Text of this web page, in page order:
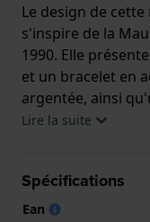
Le design de
s'inspire de la
1990. Elle
et un bracelet en
argentée, ainsi
Pour une touche
animée par un
515, dont la durée
Lire la suite
Spécifications
Ean